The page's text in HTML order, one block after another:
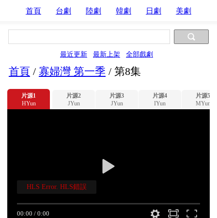
首頁 台劇 陸劇 韓劇 日劇 美劇
最近更新 最新上架 全部戲劇
首頁 / 寡婦灣 第一季 / 第8集
片源1
HYun
片源2
JYun
片源3
JYun
片源4
IYun
片源5
MYun
00:00 / 0:00
HLS Error. HLS錯誤